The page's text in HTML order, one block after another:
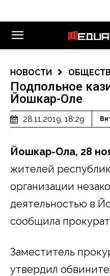
НОВОСТИ
Подпольное
Йошкар-Оле
28.11.2019, 18:29
Йошкар-Ола, 28
жителей
организации
деятельностью в
сообщила
Заместитель
утвердил